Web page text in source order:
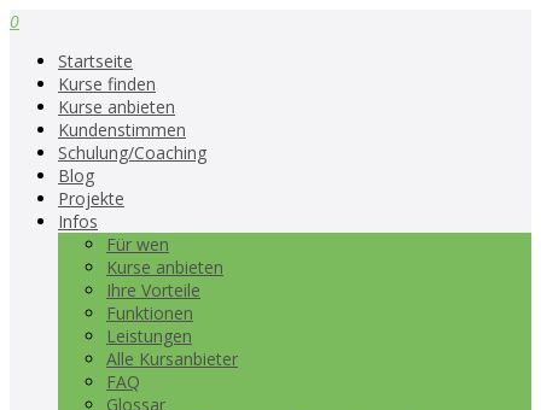
0
Startseite
Kurse finden
Kurse anbieten
Kundenstimmen
Schulung/Coaching
Blog
Projekte
Infos
Für wen
Kurse anbieten
Ihre Vorteile
Funktionen
Leistungen
Alle Kursanbieter
FAQ
Glossar